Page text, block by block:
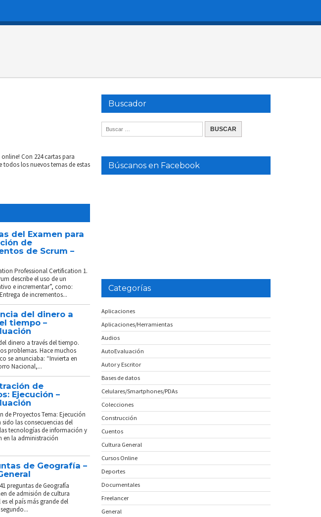
online! Con 224 cartas para
todos los nuevos temas de estas
del Examen para
de
de Scrum –
Professional Certification 1.
describe el uso de un
e incrementar”, como:
de incrementos...
del dinero a
tiempo –
dinero a través del tiempo.
problemas. Hace muchos
se anunciaba: “Invierta en
Nacional,...
de
Ejecución –
de Proyectos Tema: Ejecución
sido las consecuencias del
tecnologías de información y
en la administración
de Geografía –
preguntas de Geografía
de admisión de cultura
es el país más grande del
Buscador
Búscanos en Facebook
Categorías
Aplicaciones
Aplicaciones/Herramientas
Audios
AutoEvaluación
Autor y Escritor
Bases de datos
Celulares/Smartphones/PDAs
Colecciones
Construcción
Cuentos
Cultura General
Cursos Online
Deportes
Documentales
Freelancer
General